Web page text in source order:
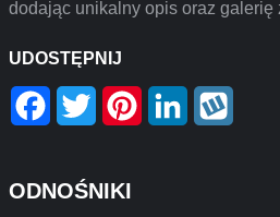
dodając unikalny opis oraz galerię
UDOSTĘPNIJ
Facebook
Twitter PinterestLinkedIn
ODNOŚNIKI